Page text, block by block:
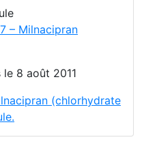
– Milnacipran
8 août 2011
(chlorhydrate